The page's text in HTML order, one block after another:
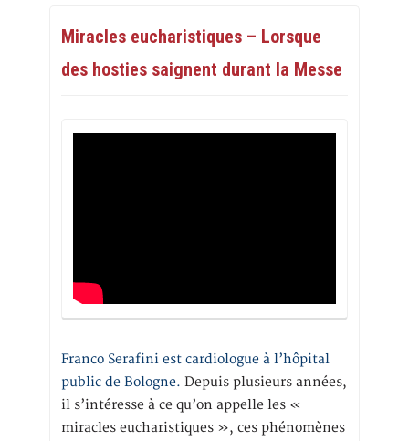
Miracles eucharistiques – Lorsque
des hosties saignent durant la Messe
Franco Serafini est cardiologue à l’hôpital
public de Bologne. Depuis plusieurs années,
il s’intéresse à ce qu’on appelle les «
miracles eucharistiques », ces phénomènes